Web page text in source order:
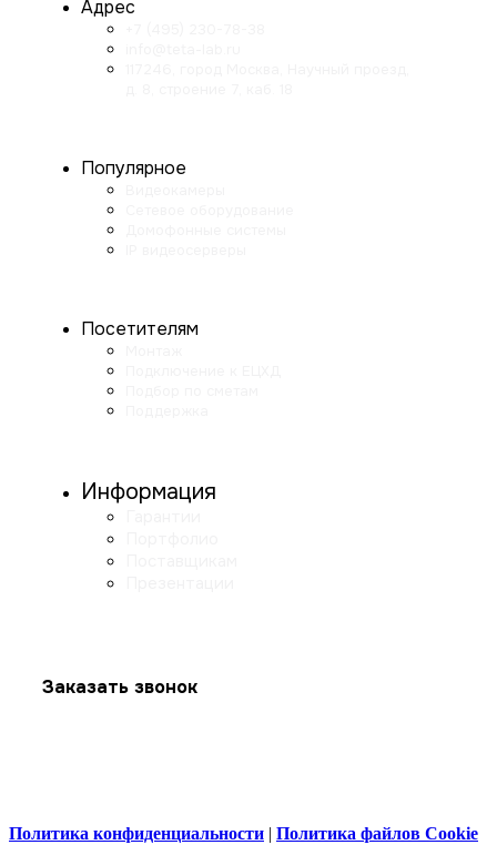
Адрес
Популярное
Посетителям
Информация
Заказать звонок
Политика конфиденциальности | Политика файлов Cookie